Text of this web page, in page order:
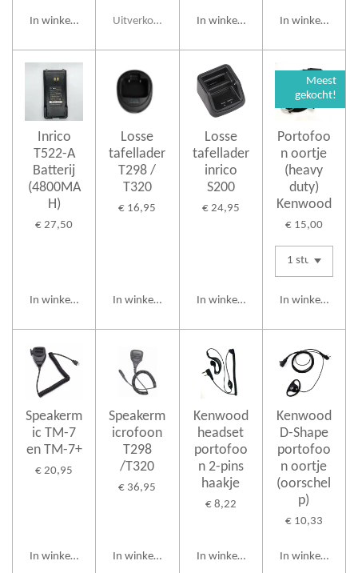
In winkelwagen Uitverkocht In winkelwagen In winkelwagen
Inrico
T522-A
Batterij
(4800MA
H)
€ 27,50
In winkelwagen
Losse
tafellader
T298 /
T320
€ 16,95
In winkelwagen
Losse
tafellader
inrico
S200
€ 24,95
In winkelwagen
Meest
gekocht!
Portofoo
n oortje
(heavy
duty)
Kenwood
€ 15,00
In winkelwagen
Speakerm
ic TM-7
en TM-7+
€ 20,95
In winkelwagen
Speakerm
icrofoon
T298
/T320
€ 36,95
In winkelwagen
Kenwood
headset
portofoo
n 2-pins
haakje
€ 8,22
In winkelwagen
Kenwood
D-Shape
portofoo
n oortje
(oorschel
p)
€ 10,33
In winkelwagen